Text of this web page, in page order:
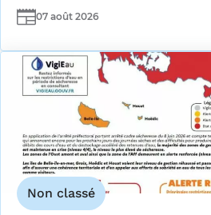
Date(s)
07 août 2026
Non classé